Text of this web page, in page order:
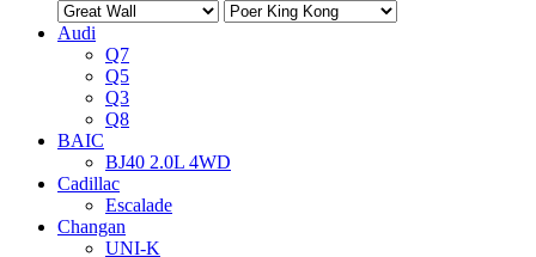
Audi
Q7
Q5
Q3
Q8
BAIC
BJ40 2.0L 4WD
Cadillac
Escalade
Changan
UNI-K